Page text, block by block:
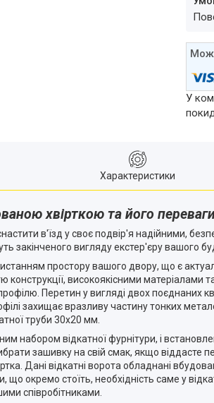
У
Характеристики
хвірткою та його
в'їзд у своє подвір'я надійними,
закінченого вигляду екстер'єру вашого
простору вашого двору, що є
конструкції, високоякісними
Перетин у вигляді двох поєднаних
захищає вразливу частину тонких
труби 30х20 мм.
набором відкатної фурнітури, і
зашивку на свій смак, якщо віддасте
Дані відкатні ворота обладнані
окремо стоїть, необхідність саме у
співробітниками.